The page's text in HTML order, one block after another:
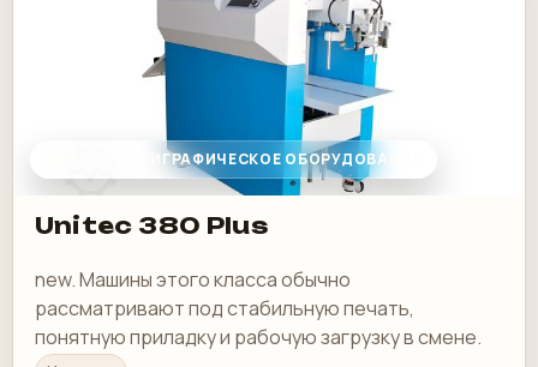
ДРУГОЕ ПОЛИГРАФИЧЕСКОЕ ОБОРУДОВАНИЕ
Unitec 380 Plus
new. Машины этого класса обычно
рассматривают под стабильную печать,
понятную приладку и рабочую загрузку в смене.